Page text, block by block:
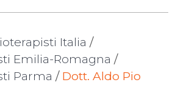
Italia /
Emilia-Romagna /
Parma / Dott. Aldo Pio